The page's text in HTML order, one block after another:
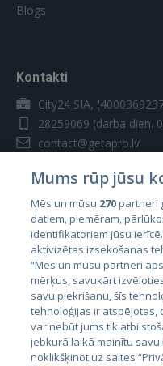
Blogs
Kontakti
City24 SIA,
28259069 (darba dien.
contact@getapro.lv
Valstis
Igaunija
Latvija
Lietuva
Mums rūp jūsu
Mēs un mūsu 270partneri
datiem, piemēram,
identifikatoriem jūsu
aktivizētas izsekošanas
“Mēs un mūsu partneri
mērķus, savukārt
savu piekrišanu, šīs
tehnoloģijas ir atspējotas,
var nebūt jums tik
jebkurā laikā mainītu
noklikšķinot uz saites